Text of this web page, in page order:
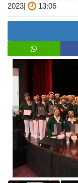
2023|
13:06